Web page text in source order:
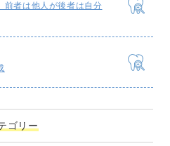
前者は他人が後者は自分
ゴリー